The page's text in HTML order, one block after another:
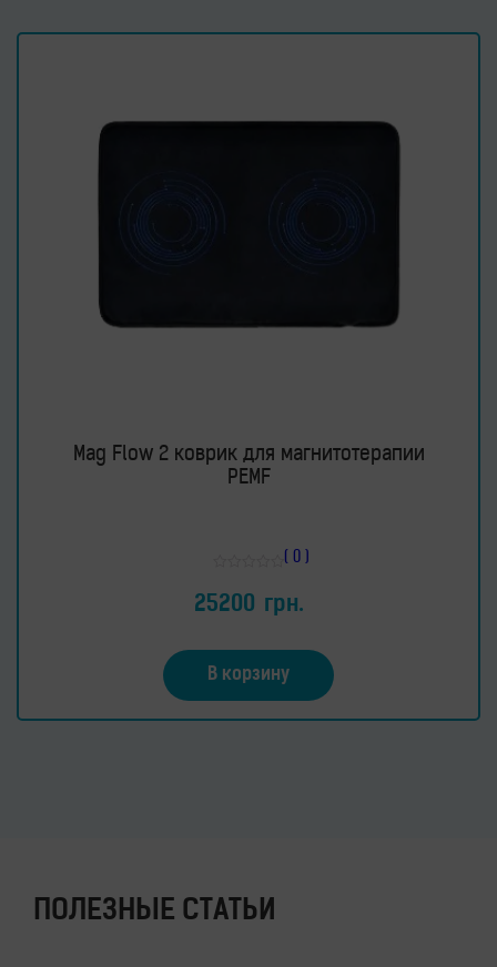
Mag Flow 2 коврик для магнитотерапии
PEMF
0
из
( 0 )
25200 грн.
В корзину
ПОЛЕЗНЫЕ СТАТЬИ